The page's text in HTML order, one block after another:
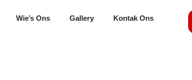
Wie’s Ons Gallery Kontak Ons